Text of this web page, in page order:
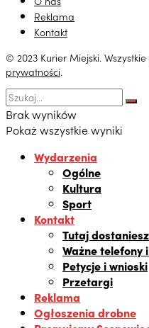
Reklama
Kontakt
© 2023 Kurier Miejski.
prywatności.
Brak wyników
Pokaż wszystkie wyniki
Wydarzenia
Ogólne
Kultura
Sport
Kontakt
Tutaj
Ważne
Petycje i wnioski
Przetargi
Reklama
Ogłoszenia drobne